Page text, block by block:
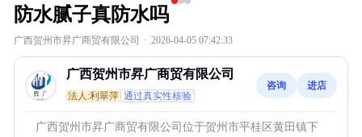
防水腻子真防水吗
广西贺州市昇广商贸有限公司 · 2026-04-05 07:42:33
广西贺州市昇广商贸有限公司
法人:利翠萍 通过真实性核验
咨询 进店
广西贺州市昇广商贸有限公司位于贺州市平桂区黄田镇下